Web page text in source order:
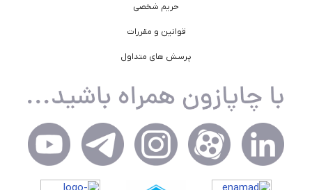
حریم شخصی
قوانین و مقررات
پرسش های متداول